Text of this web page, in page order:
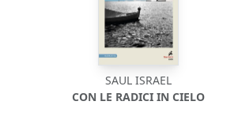
SAUL ISRAEL
CON LE RADICI IN CIELO